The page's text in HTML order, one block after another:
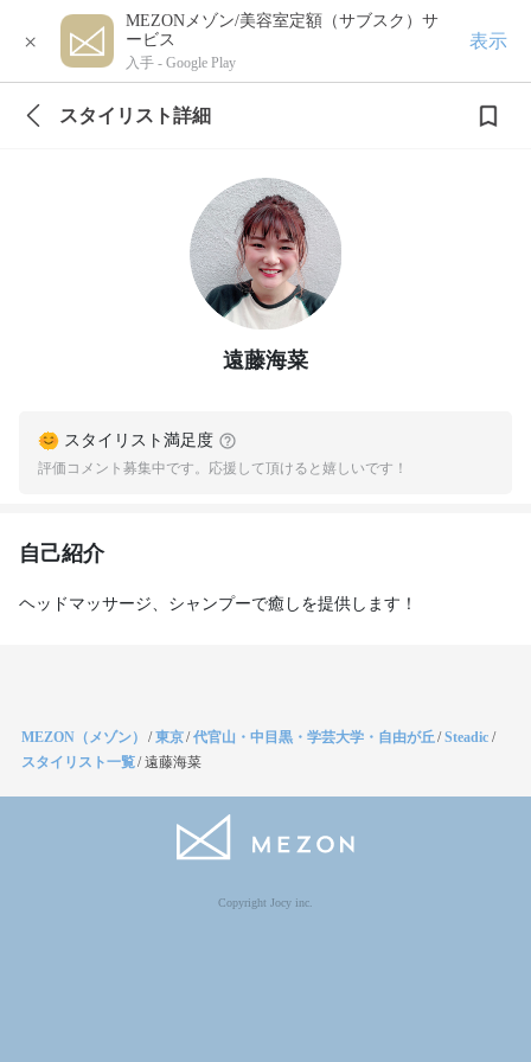
×
MEZONメゾン/美容室定額（サブスク）サ
ービス
入手 - Google Play
表示
スタイリスト詳細
遠藤海菜
スタイリスト満足度
評価コメント募集中です。応援して頂けると嬉しいです！
自己紹介
MEZON（メゾン） /東京/代官山・中目黒・学芸大学・自由が丘/Steadic /
スタイリスト一覧/遠藤海菜
Copyright Jocy inc.